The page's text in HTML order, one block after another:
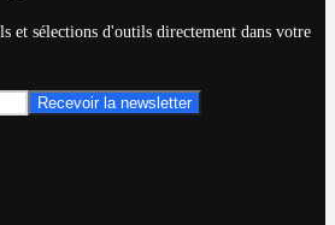
et sélections d'outils directement dans votre